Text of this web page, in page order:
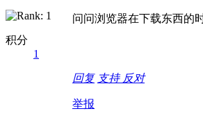
积分
1
问问浏览器在下载东西的
回复 支持 反对
举报